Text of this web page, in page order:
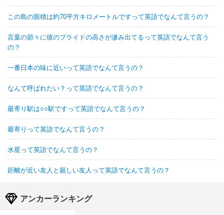
この島の面積は約70平方キロメートルですって英語でなんて言うの？
言葉の節々に彼のプライドの高さが滲み出てるって英語でなんて言う
の？
一番日本の味に近いって英語でなんて言うの？
なんて呼ばれたい？って英語でなんて言うの？
最寄り駅は○○駅ですって英語でなんて言うの？
最寄りって英語でなんて言うの？
水星って英語でなんて言うの？
距離が近い友人と親しい友人って英語でなんて言うの？
アンカーランキング